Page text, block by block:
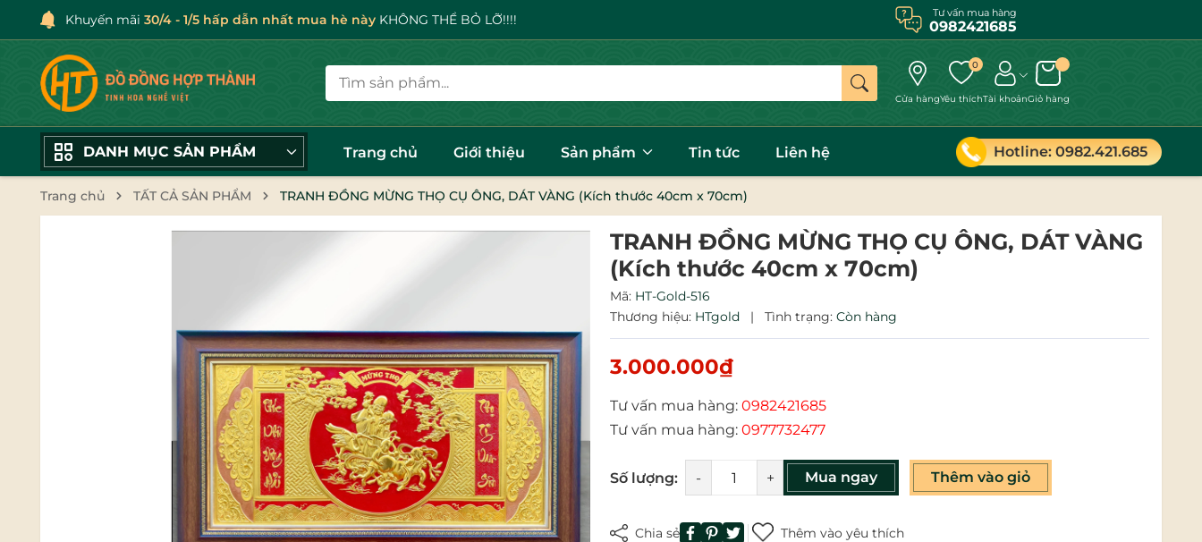
Khuyến mãi 30/4 - 1/5 hấp dẫn nhất mua hè này KHÔNG THỂ BỎ LỠ!!!! Tư vấn mua hàng
0982421685
Cửa hàng
0
Yêu thíchTài khoảnGiỏ hàng
DANH MỤC SẢN PHẨM Trang chủ Giới thiệu Sản phẩm Tin tức Liên hệ Hotline: 0982.421.685
Trang chủ TẤT CẢ SẢN PHẨM TRANH ĐỒNG MỪNG THỌ CỤ ÔNG, DÁT VÀNG (Kích thước 40cm x 70cm)
TRANH ĐỒNG MỪNG THỌ CỤ ÔNG, DÁT VÀNG
(Kích thước 40cm x 70cm)
Mã: HT-Gold-516
Thương hiệu: HTgold | Tình trạng: Còn hàng
3.000.000₫
Tư vấn mua hàng: 0982421685
Tư vấn mua hàng: 0977732477
Số lượng: - + Mua ngay Thêm vào giỏ
Chia sẻ Thêm vào yêu thích
Mã giảm giá:
Ngày hết hạn:
Điều kiện: